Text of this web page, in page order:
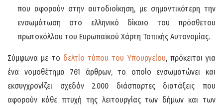
που αφορούν στην αυτοδιοίκηση, με σημαντικότερη την
ενσωμάτωση στο ελληνικό δίκαιο του πρόσθετου
πρωτοκόλλου του Ευρωπαϊκού Χάρτη Τοπικής Αυτονομίας.
Σύμφωνα με το δελτίο τύπου του Υπουργείου, πρόκειται για
ένα νομοθέτημα 761 άρθρων, το οποίο ενσωματώνει και
εκσυγχρονίζει σχεδόν 2.000 διάσπαρτες διατάξεις που
αφορούν κάθε πτυχή της λειτουργίας των δήμων και των